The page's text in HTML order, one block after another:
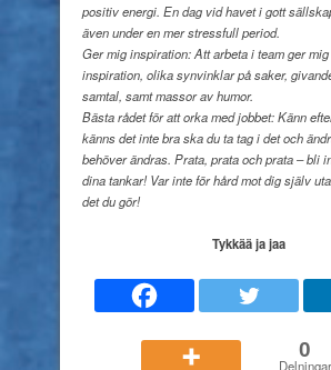
positiv energi. En dag vid havet i gott
även under en mer stressfull period.
Ger mig inspiration: Att arbetai team ger
inspiration, olika synvinklar på saker,
samtal, samt massor av humor.
Bästa rådet för att orka med jobbet: Känn
känns det inte bra ska du ta tag i det och
behöver ändras. Prata, prata och prata – bli
dina tankar! Var inte för hård mot dig själv
det du gör!
Tykkää ja jaa
0
Delningar